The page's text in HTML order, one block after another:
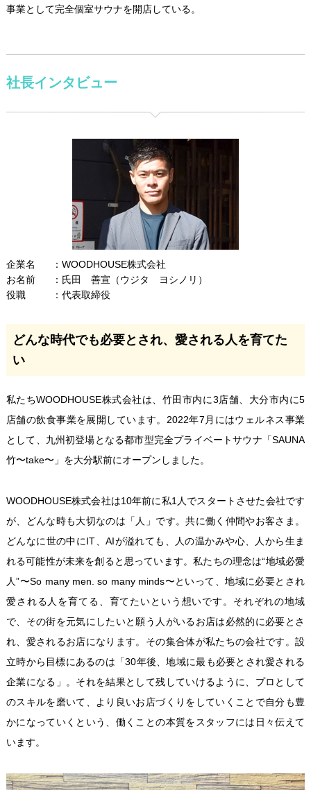
事業として完全個室サウナを開店している。
社長インタビュー
企業名
WOODHOUSE株式会社
お名前
氏田 善宣（ウジタ ヨシノリ）
役職
代表取締役
どんな時代でも必要とされ、愛される人を育てた
い
私たちWOODHOUSE株式会社は、竹田市内に3店舗、大分市内に5
店舗の飲食事業を展開しています。2022年7月にはウェルネス事業
として、九州初登場となる都市型完全プライベートサウナ「SAUNA
竹〜take〜」を大分駅前にオープンしました。
WOODHOUSE株式会社は10年前に私1人でスタートさせた会社です
が、どんな時も大切なのは「人」です。共に働く仲間やお客さま。
どんなに世の中にIT、AIが溢れても、人の温かみや心、人から生ま
れる可能性が未来を創ると思っています。私たちの理念は“地域必愛
人”〜So many men. so many minds〜といって、地域に必要とされ
愛される人を育てる、育てたいという想いです。それぞれの地域
で、その街を元気にしたいと願う人がいるお店は必然的に必要とさ
れ、愛されるお店になります。その集合体が私たちの会社です。設
立時から目標にあるのは「30年後、地域に最も必要とされ愛される
企業になる」。それを結果として残していけるように、プロとして
のスキルを磨いて、より良いお店づくりをしていくことで自分も豊
かになっていくという、働くことの本質をスタッフには日々伝えて
います。